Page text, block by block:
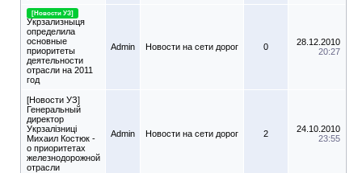
[Новости УЗ]
Укрзализныця
определила
основные
приоритеты
деятельности
отрасли на 2011
год
Admin Новости на сети дорог 0
28.12.2010
20:27
[Новости УЗ]
Генеральный
директор
Укрзалізниці
Михаил Костюк -
о приоритетах
железнодорожной
отрасли
Admin Новости на сети дорог 2
24.10.2010
23:55